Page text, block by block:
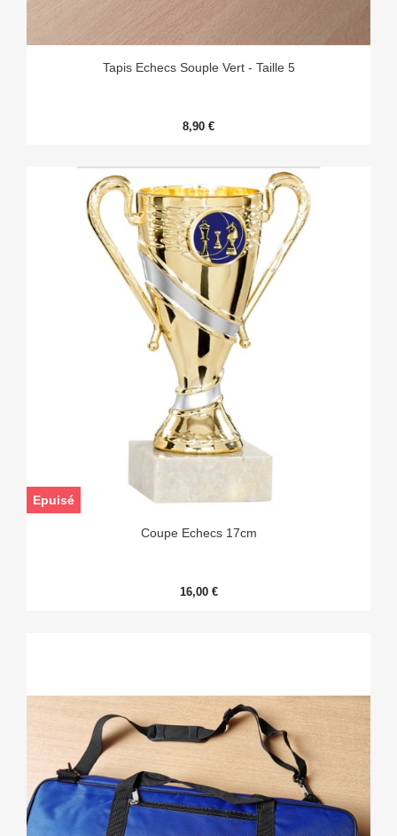
Tapis Echecs Souple Vert - Taille 5
8,90 €
Coupe Echecs 17cm
16,00 €
Epuisé